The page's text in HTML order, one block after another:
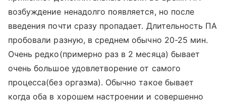
возбуждение ненадолго появляется, но после
введения почти сразу пропадает. Длительность ПА
пробовали разную, в среднем обычно 20-25 мин.
Очень редко(примерно раз в 2 месяца) бывает
очень большое удовлетворение от самого
процесса(без оргазма). Обычно такое бывает
когда оба в хорошем настроении и совершенно